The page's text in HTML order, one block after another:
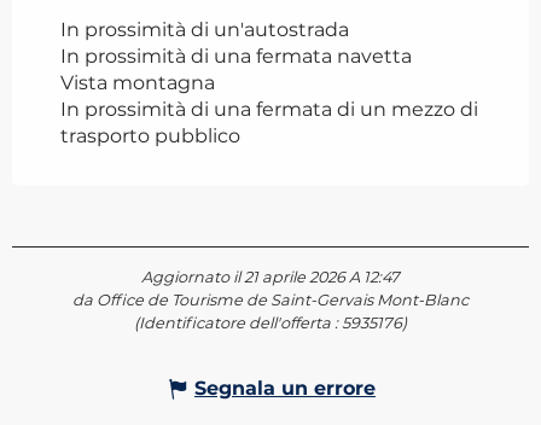
In prossimità di un'autostrada
In prossimità di una fermata navetta
Vista montagna
In prossimità di una fermata di un mezzo di
trasporto pubblico
Aggiornato il 21 aprile 2026 A 12:47
da Office de Tourisme de Saint-Gervais Mont-Blanc
(Identificatore dell'offerta :5935176)
Segnala un errore